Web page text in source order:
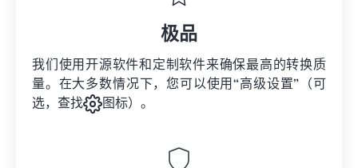
极品
我们使用开源软件和定制软件来确保最高的转换质
量。在大多数情况下，您可以使用“高级设置”（可
选，查找
图标）。